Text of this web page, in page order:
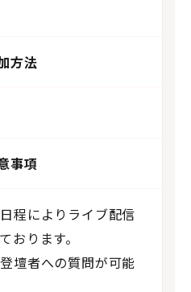
方法
事項
程によりライブ配信
おります。
壇者への質問が可能